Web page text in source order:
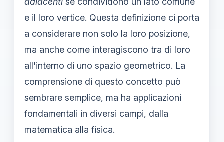
e il loro vertice. Questa definizione ci porta
a considerare non solo la loro posizione,
ma anche come interagiscono tra di loro
all'interno di uno spazio geometrico. La
comprensione di questo concetto può
sembrare semplice, ma ha applicazioni
fondamentali in diversi campi, dalla
matematica alla fisica.